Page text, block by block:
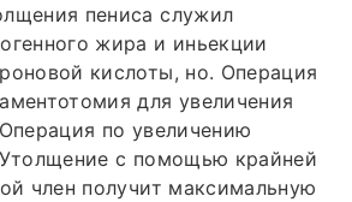
пениса служил
жира и иньекции
кислоты, но. Операция
для увеличения
по увеличению
Утолщение с помощью крайней
член получит максимальную